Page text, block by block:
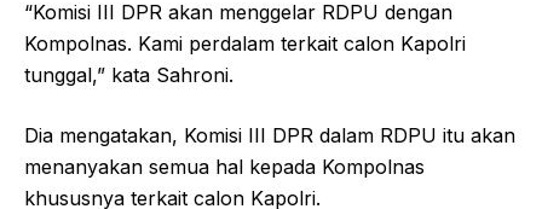
“Komisi III DPR akan menggelar RDPU dengan
Kompolnas. Kami perdalam terkait calon Kapolri
tunggal,” kata Sahroni.
Dia mengatakan, Komisi III DPR dalam RDPU itu akan
menanyakan semua hal kepada Kompolnas
khususnya terkait calon Kapolri.